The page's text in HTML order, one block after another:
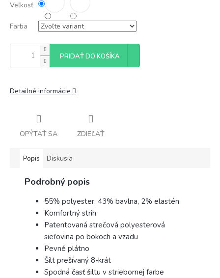
Veľkosť
Farba
PRIDAŤ DO KOŠÍKA
Detailné informácie
OPÝTAŤ SA ZDIEĽAŤ
Popis Diskusia
Podrobný popis
55% polyester, 43% bavlna, 2% elastén
Komfortný strih
Patentovaná strečová polyesterová
sieťovina po bokoch a vzadu
Pevné plátno
Šilt prešívaný 8-krát
Spodná časť šiltu v striebornej farbe